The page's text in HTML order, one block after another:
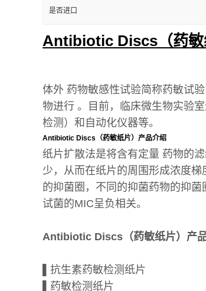
是否进口
Antibiotic Discs（药敏
体外 药物敏感性试验简称药敏试
物进行 。目前，临床微生物实验
检测）和自动化仪器等。
Antibiotic Discs（药敏纸片）产品介绍
纸片扩散法是将含有定量 药物的
少，从而在纸片的周围形成浓度
的抑菌圈，不同的抑菌药物的抑
试菌的MIC呈负相关。
Antibiotic Discs（药敏纸片）产
▌抗生素药敏检测纸片
▌药敏检测纸片